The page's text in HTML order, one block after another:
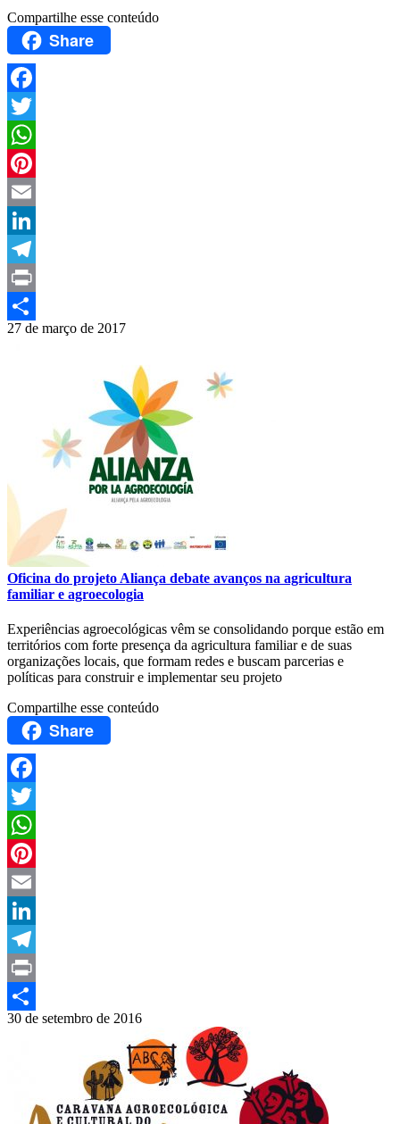
Compartilhe esse conteúdo
Share
Facebook
Twitter
WhatsApp
Pinterest
Email
LinkedIn
Telegram
Print
Compartilhar
27 de março de 2017
Oficina do projeto Aliança debate avanços na agricultura
familiar e agroecologia
Experiências agroecológicas vêm se consolidando porque estão em
territórios com forte presença da agricultura familiar e de suas
organizações locais, que formam redes e buscam parcerias e
políticas para construir e implementar seu projeto
Compartilhe esse conteúdo
Share
Facebook
Twitter
WhatsApp
Pinterest
Email
LinkedIn
Telegram
Print
Compartilhar
30 de setembro de 2016